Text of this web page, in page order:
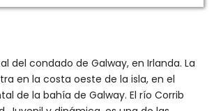
del condado de Galway, en Irlanda. La
en la costa oeste de la isla, en el
de la bahía de Galway. El río Corrib